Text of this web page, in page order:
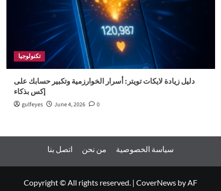
تكنولوجيا
دليل زيادة لايكات تويتر: أسرار الخوارزمية وتكبير حسابك على
إكس بذكاء
gulfeyes June 4, 2026 0
اتصل بنا من نحن سياسة الخصوصية
Copyright © All rights reserved. | CoverNews by AF